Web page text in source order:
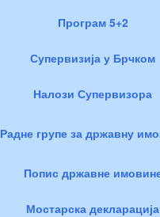
Програм 5+2
Супервизија у Брчком
Налози Супервизора
Радне групе за државну
Попис државне
Мостарска декларација